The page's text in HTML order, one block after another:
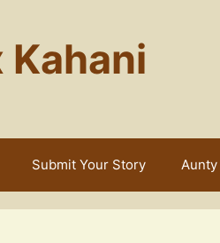
Kahani
Submit Your Story